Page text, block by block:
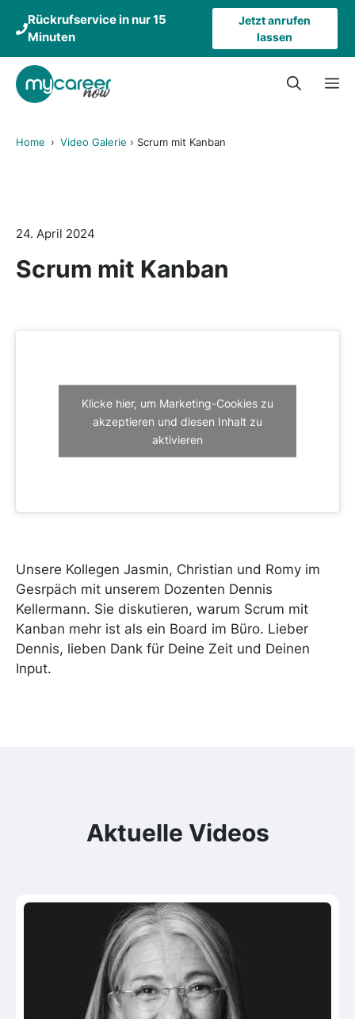
Inhalt
Rückrufservice in nur 15
Minuten
Jetzt anrufen
lassen
Home › Video Galerie › Scrum mit Kanban
24. April 2024
Scrum mit Kanban
Klicke hier, um Marketing-Cookies zu
akzeptieren und diesen Inhalt zu
aktivieren
Unsere Kollegen Jasmin, Christian und Romy im
Gesrpäch mit unserem Dozenten Dennis
Kellermann. Sie diskutieren, warum Scrum mit
Kanban mehr ist als ein Board im Büro. Lieber
Dennis, lieben Dank für Deine Zeit und Deinen
Input.
Aktuelle Videos